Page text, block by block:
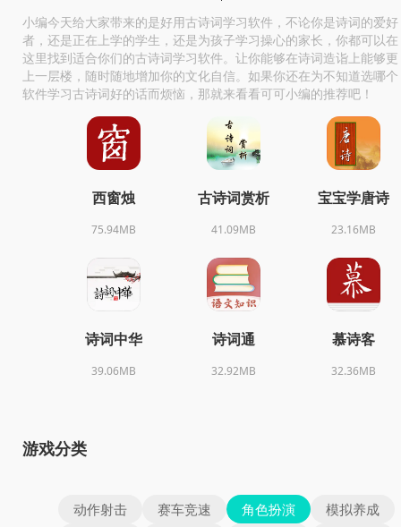
小编今天给大家带来的是好用古诗词学习软件，不论你是诗词的爱好
者，还是正在上学的学生，还是为孩子学习操心的家长，你都可以在
这里找到适合你们的古诗词学习软件。让你能够在诗词造诣上能够更
上一层楼，随时随地增加你的文化自信。如果你还在为不知道选哪个
软件学习古诗词好的话而烦恼，那就来看看可可小编的推荐吧！
西窗烛
75.94MB
古诗词赏析
41.09MB
宝宝学唐诗
23.16MB
诗词中华
39.06MB
诗词通
32.92MB
慕诗客
32.36MB
游戏分类
动作射击 赛车竞速 角色扮演
模拟养成